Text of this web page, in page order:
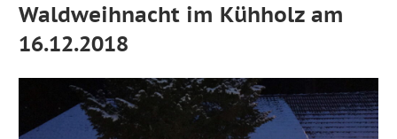
Waldweihnacht im Kühholz am
16.12.2018